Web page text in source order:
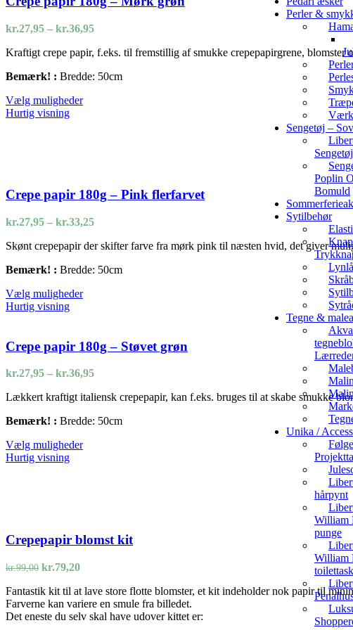
Perler &
Sengetøj –
Sengetøj
Poplin
Bomuld
Sytilbehør
Tegne &
Unika /
hårpynt
William
punge
William
Mulighederne
kan
vælges
på
varesiden
kr.27,95 – kr.36,95Prisinterval:
til
Kraftigt crepe papir, f.eks. til fremstillig af smukke crepepapirgrene, blomster
Bemærk! : Bredde: 50cm
Vælg mulighederDette
vælges
på
Hurtig visning
Crepe papir 180g – Pink flerfarvet
kr.27,95 – kr.33,25Prisinterval:
til
Skønt crepepapir der skifter farve fra mørk pink til næsten hvid, det giver
Bemærk! : Bredde: 50cm
Vælg mulighederDette
varianter.
Mulighederne
kan
på
Hurtig visning
Crepe papir 180g – Støvet grøn
kr.27,95 – kr.36,95Prisinterval:
til
Lækkert kraftigt italiensk crepepapir, kan f.eks. bruges til at skabe smukke
Bemærk! : Bredde: 50cm
Vælg mulighederDette
vælges
på
Hurtig visning
Crepepapir blomst kit
kr.99,00 Den
pris
var:
kr.99,00.
kr.79,20Den
pris
er:
kr.79,20.
Fantastik kit til at lave store flotte blomster, et kit indeholder nok papir til
Farverne kan variere en smule fra billedet.
Det eneste du selv skal have udover kittet er: